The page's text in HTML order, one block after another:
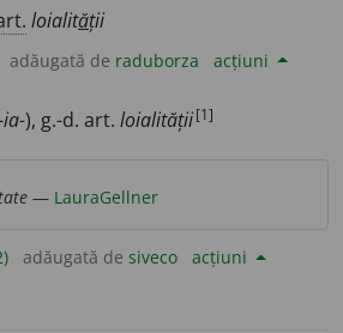
loialității
adăugată de raduborza acțiuni
), g.-d. art. loialității[1]
— LauraGellner
adăugată de siveco acțiuni